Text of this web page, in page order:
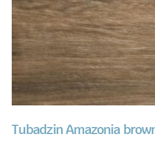
Tubadzin Amazonia